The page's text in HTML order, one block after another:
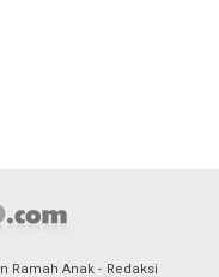
Ramah Anak Redaksi